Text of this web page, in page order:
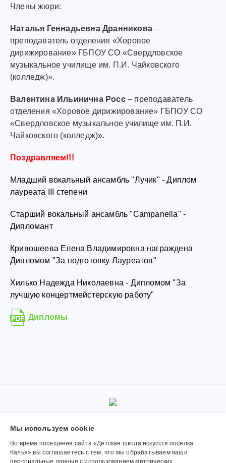
Члены жюри:
Наталья Геннадьевна Дранникова –
преподаватель отделения «Хоровое
дирижирование» ГБПОУ СО «Свердловское
музыкальное училище им. П.И. Чайковского
(колледж)».
Валентина Ильинична Росс– преподаватель
отделения «Хоровое дирижирование» ГБПОУ СО
«Свердловское музыкальное училище им. П.И.
Чайковского (колледж)».
Поздравляем!!!
Младший вокальный ансамбль "Лучик" - Диплом
лауреата III степени
Старший вокальный ансамбль "Campanella" -
Дипломант
Кривошеева Елена Владимировна награждена
Дипломом "За подготовку Лауреатов"
Хилько Надежда Николаевна - Дипломом "За
лучшую концертмейстерскую работу"
Дипломы
© 2019-2026, Муниципальное автономное учреждение
дополнительного образования «Детская школа искусств поселка
Калья». Использование материалов сайта согласуется с
администрацией учреждения.
Мы используем сookie
Во время посещения сайта «Детская школа искусств поселка
Калья» вы соглашаетесь с тем, что мы обрабатываем ваши
персональные данные с использованием метрических